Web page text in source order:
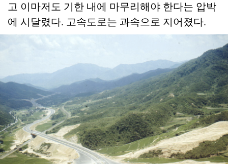
고 이마저도 기한 내에 마무리해야 한다는 압박
에 시달렸다. 고속도로는 과속으로 지어졌다.